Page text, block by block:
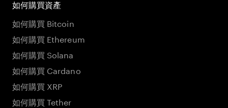
如何購買資產
如何購買 Bitcoin
如何購買 Ethereum
如何購買 Solana
如何購買 Cardano
如何購買 XRP
如何購買 Tether